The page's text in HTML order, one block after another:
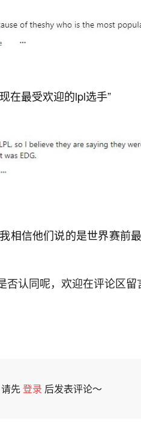
在最受欢迎的lpl选手”
相信他们说的是世界赛前
认同呢，欢迎在评论区留
请先登录 后发表评论～